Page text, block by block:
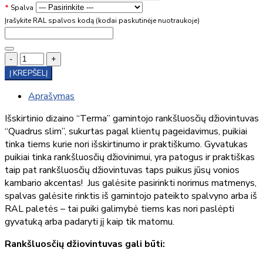
Spalva
Įrašykite RAL spalvos kodą (kodai paskutinėje nuotraukoje)
-
+
Į KREPŠELĮ
Aprašymas
Išskirtinio dizaino “Terma” gamintojo rankšluosčių džiovintuvas
“Quadrus slim”, sukurtas pagal klientų pageidavimus, puikiai
tinka tiems kurie nori išskirtinumo ir praktiškumo. Gyvatukas
puikiai tinka rankšluosčių džiovinimui, yra patogus ir praktiškas
taip pat rankšluosčių džiovintuvas taps puikus jūsų vonios
kambario akcentas! Jus galėsite pasirinkti norimus matmenys,
spalvas galėsite rinktis iš gamintojo pateikto spalvyno arba iš
RAL paletės – tai puiki galimybė tiems kas nori paslėpti
gyvatuką arba padaryti jį kaip tik matomu.
Rankšluosčių džiovintuvas gali būti: